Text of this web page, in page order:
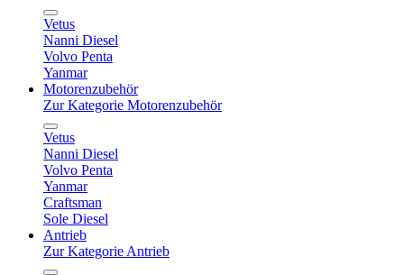
Vetus
Nanni Diesel
Volvo Penta
Yanmar
Motorenzubehör
Zur Kategorie Motorenzubehör
Vetus
Nanni Diesel
Volvo Penta
Yanmar
Craftsman
Sole Diesel
Antrieb
Zur Kategorie Antrieb